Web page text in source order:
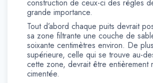
construction de ceux-ci des règles
grande importance.
Tout d’abord chaque puits devrait
sa zone filtrante une couche de
soixante centimètres environ. De
supérieure, celle qui se trouve au-
cette zone, devrait être entièrement
cimentée.